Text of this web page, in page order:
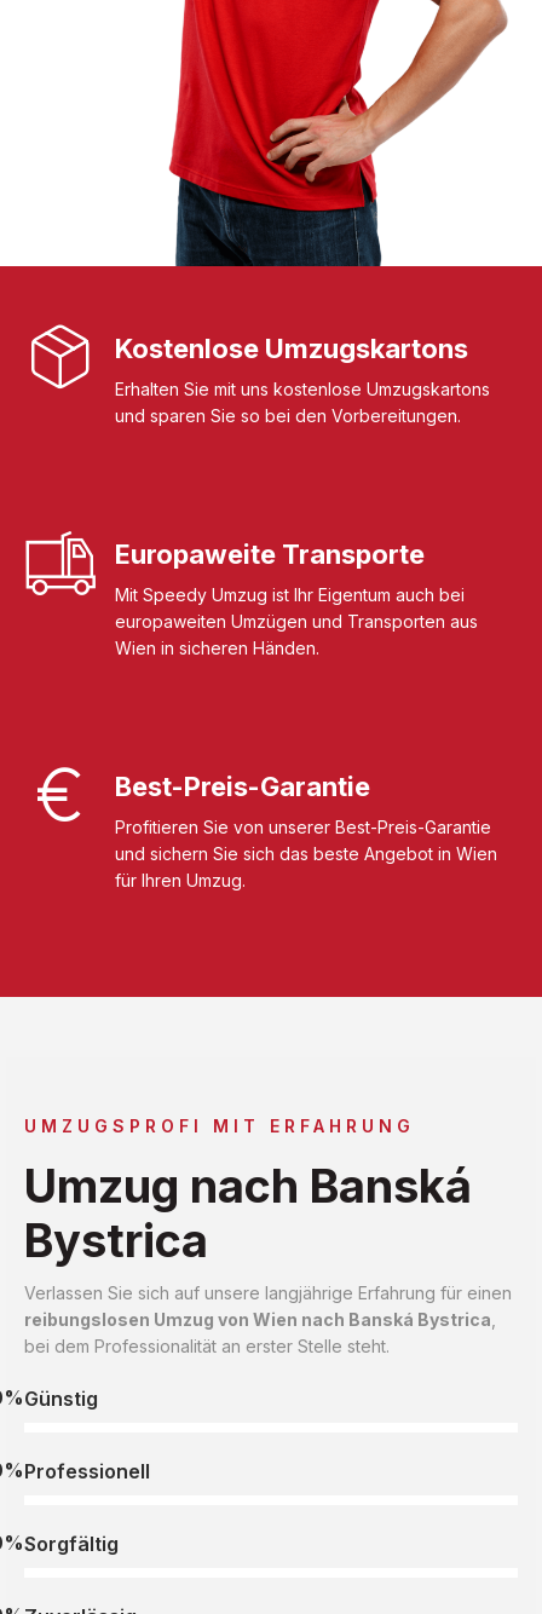
Kostenlose Umzugskartons
Erhalten Sie mit uns kostenlose Umzugskartons
und sparen Sie so bei den Vorbereitungen.
Europaweite Transporte
Mit Speedy Umzug ist Ihr Eigentum auch bei
europaweiten Umzügen und Transporten aus
Wien in sicheren Händen.
Best-Preis-Garantie
Profitieren Sie von unserer Best-Preis-Garantie
und sichern Sie sich das beste Angebot in Wien
für Ihren Umzug.
UMZUGSPROFI MIT ERFAHRUNG
Umzug nach Banská
Bystrica
Verlassen Sie sich auf unsere langjährige Erfahrung für einen
reibungslosen Umzug von Wien nach Banská Bystrica
bei dem Professionalität an erster Stelle steht.
Günstig
Professionell
Sorgfältig